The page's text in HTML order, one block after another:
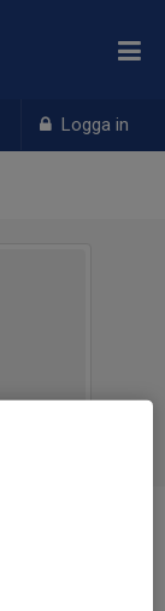
Logga in